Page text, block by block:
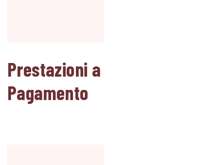
Prestazioni a
Pagamento